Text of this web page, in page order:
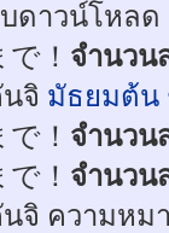
ดาวน์โหลด
！ จำนวน
จิ มัธยมต้น
！ จำนวน
！ จำนวน
จิ ความหม